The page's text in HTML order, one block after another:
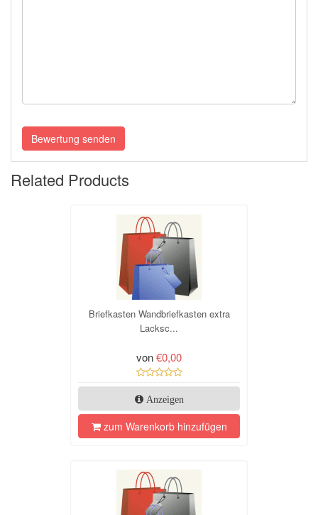
Bewertung senden
Related Products
Briefkasten Wandbriefkasten extra
Lacksc...
von€0,00
Anzeigen
zum Warenkorb hinzufügen